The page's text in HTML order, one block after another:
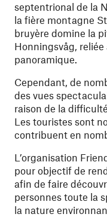
septentrional de la
la fière montagne
bruyère domine la
Honningsvåg,
panoramique.
Cependant, de
des vues
raison de la
Les touristes sont
contribuent en
L’organisation
pour objectif de
afin de faire
personnes toute la
la nature